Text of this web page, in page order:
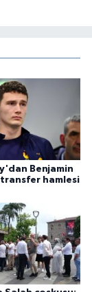
Benjamin
transfer hamlesi